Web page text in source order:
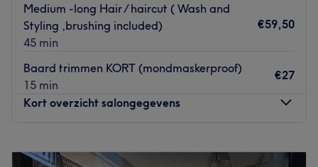
Medium -long Hair / haircut ( Wash and
Styling ,brushing included)
45 min
€59,50
Baard trimmen KORT (mondmaskerproof)
15 min
€27
Kort overzicht salongegevens
Dinsdag
10:00
18:00